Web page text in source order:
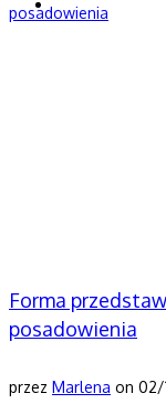
Forma
posadowienia
przez Marlena on 02/